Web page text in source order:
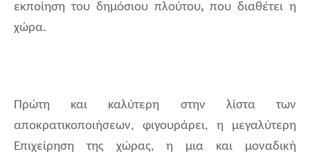
εκποίηση του δημόσιου πλούτου, που διαθέτει η
χώρα.
Πρώτη και καλύτερη στην λίστα των
αποκρατικοποιήσεων, φιγουράρει, η μεγαλύτερη
Επιχείρηση της χώρας, η μια και μοναδική